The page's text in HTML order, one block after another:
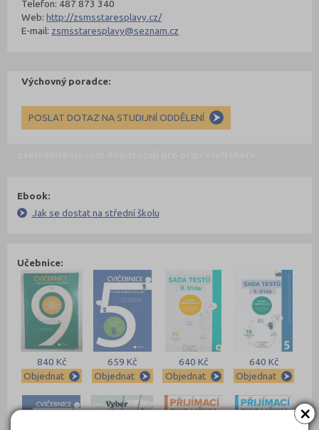
×
Telefon: 487 873 340
Web:http://zsmsstaresplavy.cz/
E-mail: zsmsstaresplavy@seznam.cz
Výchovný poradce:
POSLAT DOTAZ NA STUDIJNÍ ODDĚLENÍ
Ebook:
Jak se dostat na střední školu
Učebnice:
840 Kč
Objednat
659 Kč
Objednat
640 Kč
Objednat
640 Kč
Objednat